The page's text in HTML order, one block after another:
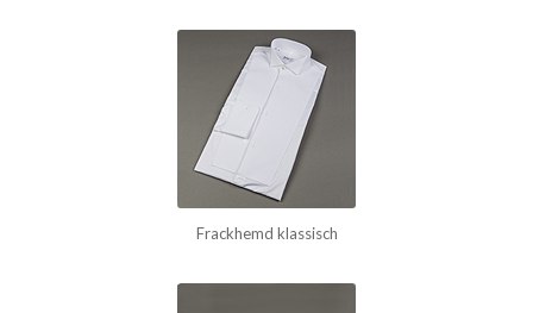
Frackhemd klassisch